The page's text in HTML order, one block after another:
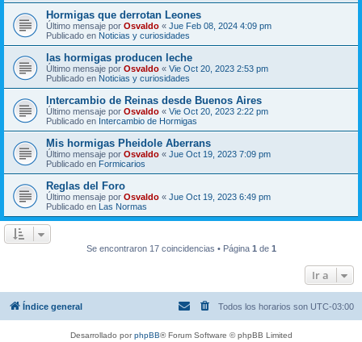
Hormigas que derrotan Leones
Último mensaje por Osvaldo « Jue Feb 08, 2024 4:09 pm
Publicado en Noticias y curiosidades
las hormigas producen leche
Último mensaje por Osvaldo « Vie Oct 20, 2023 2:53 pm
Publicado en Noticias y curiosidades
Intercambio de Reinas desde Buenos Aires
Último mensaje por Osvaldo « Vie Oct 20, 2023 2:22 pm
Publicado en Intercambio de Hormigas
Mis hormigas Pheidole Aberrans
Último mensaje por Osvaldo « Jue Oct 19, 2023 7:09 pm
Publicado en Formicarios
Reglas del Foro
Último mensaje por Osvaldo « Jue Oct 19, 2023 6:49 pm
Publicado en Las Normas
Se encontraron 17 coincidencias • Página 1 de 1
Ir a
Índice general Todos los horarios son UTC-03:00
Desarrollado porphpBB® Forum Software © phpBB Limited